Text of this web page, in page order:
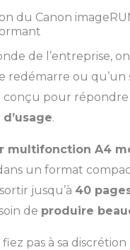
du Canon
de l’entreprise,
redémarre ou qu’un
pour répondre
.
multifonction A4
un format
jusqu’à 40
de produire
pas à sa discrétion